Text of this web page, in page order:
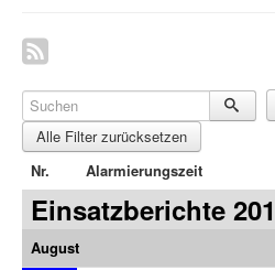
Alle Filter zurücksetzen
Nr.
Alarmierungszeit
Einsatzberichte
August